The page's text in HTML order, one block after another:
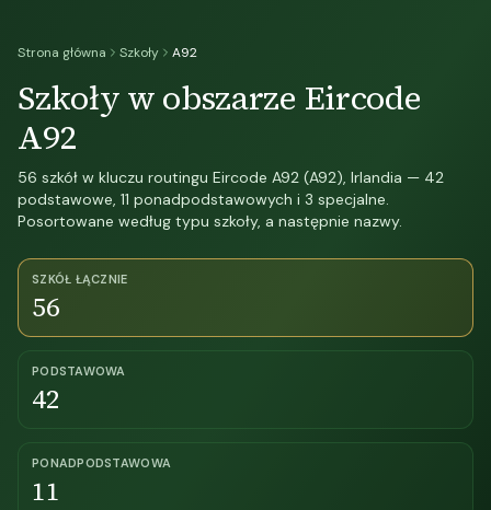
Strona główna Szkoły A92
Szkoły w obszarze Eircode
A92
56 szkół w kluczu routingu Eircode A92 (A92), Irlandia — 42
podstawowe, 11 ponadpodstawowych i 3 specjalne.
Posortowane według typu szkoły, a następnie nazwy.
SZKÓŁ ŁĄCZNIE
56
PODSTAWOWA
42
PONADPODSTAWOWA
11